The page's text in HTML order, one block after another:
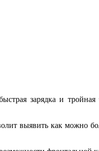
зарядка и тройная
выявить как можно